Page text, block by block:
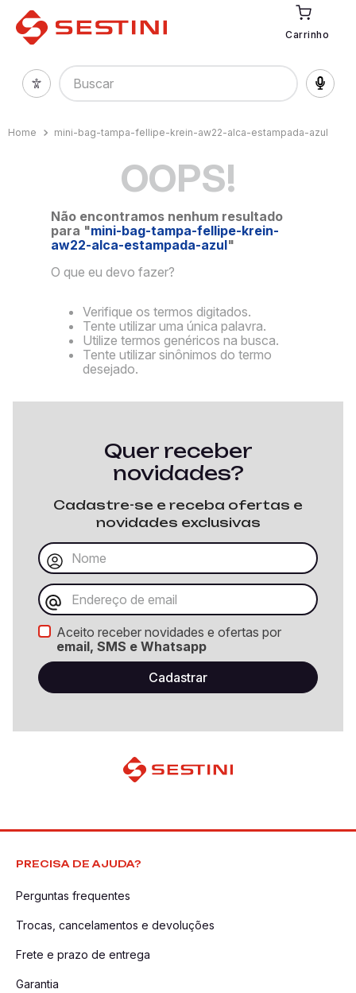
Carrinho
Buscar
mini-bag-tampa-fellipe-krein-aw22-alca-estampada-azul
OOPS!
Não encontramos nenhum resultado
para "mini-bag-tampa-fellipe-krein-
aw22-alca-estampada-azul"
O que eu devo fazer?
Verifique os termos digitados.
Tente utilizar uma única palavra.
Utilize termos genéricos na busca.
Tente utilizar sinônimos do termo
desejado.
Quer receber
novidades?
Cadastre-se e receba ofertas e
novidades exclusivas
Aceito receber novidades e ofertas por
email, SMS e Whatsapp
PRECISA DE AJUDA?
Perguntas frequentes
Trocas, cancelamentos e devoluções
Frete e prazo de entrega
Garantia